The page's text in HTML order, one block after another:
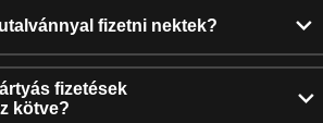
fizetni nektek?
fizetések
kötve?